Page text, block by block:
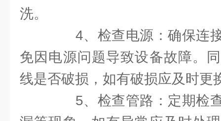
洗。
4、检查电源：确保连接
免因电源问题导致设备故障。
线是否破损，如有破损应及时更
5、检查管路：定期检查